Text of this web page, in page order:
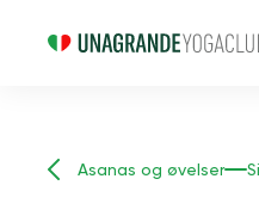
Asanas og øvelser